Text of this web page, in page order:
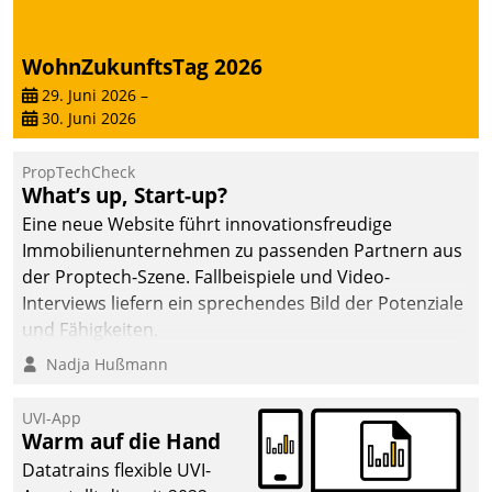
automatisiert ausgelöste,
zielgerichtete
Mieterbefragungen – eine
starke Grundlage für
intelligente,
datengestützte
Entscheidungen.
WohnZukunftsTag 2026
29. Juni 2026 –
30. Juni 2026
PropTechCheck
What’s up, Start-up?
Eine neue Website führt innovationsfreudige
Immobilienunternehmen zu passenden Partnern aus
der Proptech-Szene. Fallbeispiele und Video-
Interviews liefern ein sprechendes Bild der Potenziale
und Fähigkeiten.
Nadja Hußmann
UVI-App
Warm auf die Hand
Datatrains flexible UVI-